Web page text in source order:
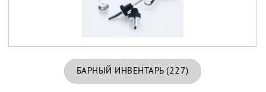
БАРНЫЙ ИНВЕНТАРЬ (227)